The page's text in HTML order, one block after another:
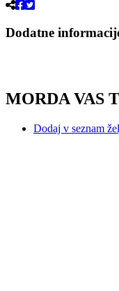
Dodatne
MORDA VAS
Dodaj v seznam